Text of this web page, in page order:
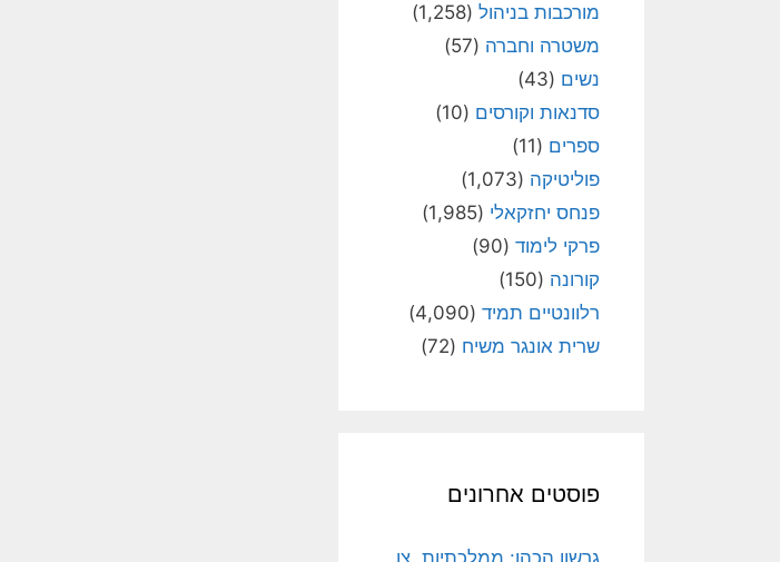
מורכבות בניהול (1,258)
משטרה וחברה (57)
נשים (43)
סדנאות וקורסים (10)
ספרים (11)
פוליטיקה (1,073)
פנחס יחזקאלי (1,985)
פרקי לימוד (90)
קורונה (150)
רלוונטיים תמיד (4,090)
שרית אונגר משיח (72)
פוסטים אחרונים
גרשון הכהן: ממלכתיות, צו